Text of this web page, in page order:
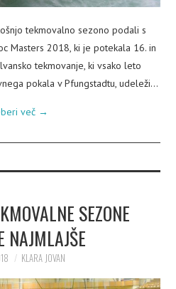
tekmovalno sezono podali s
Masters 2018, ki je potekala 16. in
tekmovanje, ki vsako leto
pokala v Pfungstadtu, udeleži…
več →
SEZONE
NAJMLAJŠE
KLARA JOVAN